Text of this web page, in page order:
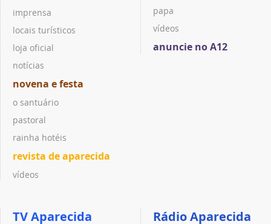
imprensa
locais turísticos
loja oficial
notícias
novena e festa
o santuário
pastoral
rainha hotéis
revista de aparecida
vídeos
papa
vídeos
anuncie no A12
TV Aparecida Rádio Aparecida